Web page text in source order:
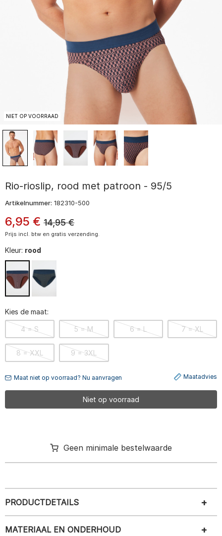
NIET OP VOORRAAD
Rio-rioslip, rood met patroon - 95/5
Artikelnummer: 182310-500
6,95 € 14,95€
Prijs incl. btw en gratis verzending.
Kleur: rood
Kies de maat:
4 = S 5 = M 6 = L 7 = XL
8 = XXL 9 = 3XL
Maat niet op voorraad? Nu aanvragen Maatadvies
Niet op voorraad
Geen minimale bestelwaarde
PRODUCTDETAILS
MATERIAAL EN ONDERHOUD